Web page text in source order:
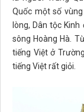
Quốc một số
lòng, Dân tộc
sông Hoàng Hà.
tiếng Việt ở
tiếng Việt rất giỏi.